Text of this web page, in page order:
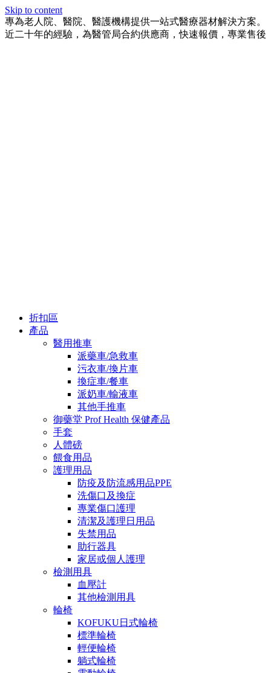
Skip to content
專為老人院、醫院、醫護機構提供一站式醫療器材解決方案。
近二十年的經驗，為醫管局合約供應商，快速報價，專業售後
折扣區
產品
醫用推車
派藥車/急救車
污衣車/換片車
換症車/餐車
派奶車/輸液車
其他手推車
御藥堂 Prof Health 保健產品
手套
人體磅
餵食用品
護理用品
防疫及防流感用品PPE
洗傷口及換症
專業傷口護理
清潔及護理日用品
失禁用品
助行器具
家居或個人護理
檢測用具
血壓計
其他檢測用具
輪椅
KOFUKU日式輪椅
標準輪椅
輕便輪椅
躺式輪椅